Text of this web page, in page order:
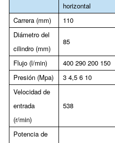
horizontal
Carrera (mm)
110
Diámetro del
cilindro (mm)
85
Flujo (l/min)
400 290 200 150
Presión (Mpa)
3 4,5 6 10
Velocidad de
entrada
(r/min)
538
Potencia de